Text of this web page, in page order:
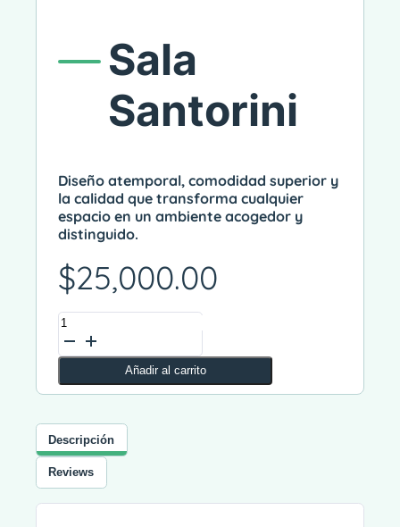
Sala
Santorini
Diseño atemporal, comodidad superior y
la calidad que transforma cualquier
espacio en un ambiente acogedor y
distinguido.
$25,000.00
Sala
Santorini
cantidad
Añadir al carrito
Alternative:
Descripción
Reviews